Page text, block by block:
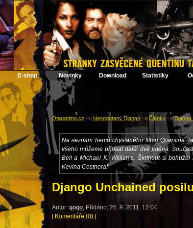
E-shop Novinky Download Statistiky
Qtarantino.cz => Nespoutaný Django=> Články=> Django
Na seznam herců chystaného filmu Quentina
všeho můžeme připsat další dvě jména.
Bell a Michael K. Williams. Škrtnout si
Kevina Costnera!
Django Unchained
Autor: gogo, Přidáno: 26. 9. 2011, 12:04
[ Komentáře (0)]